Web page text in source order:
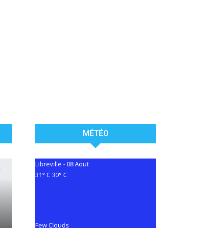
MÉTÉO
Libreville -08 Aout
31° C30° C
Few Clouds